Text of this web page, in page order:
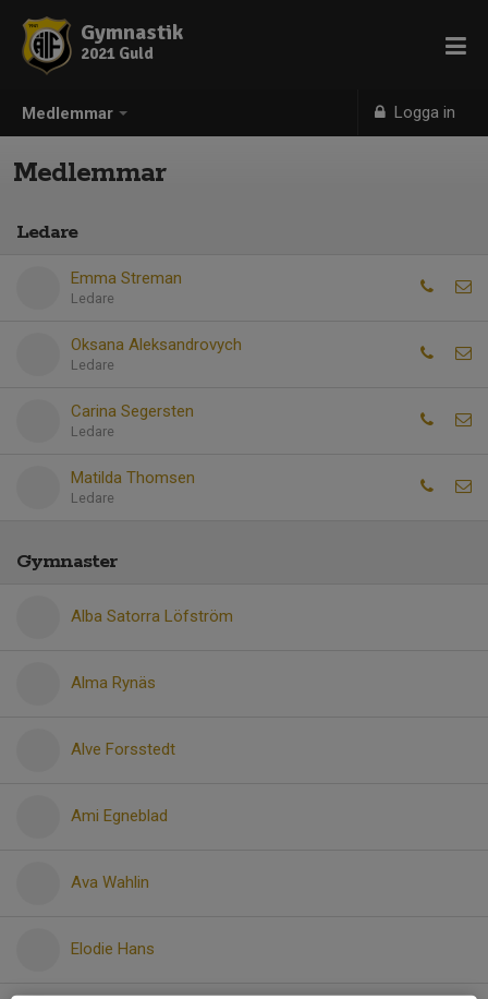
Medlemmar Logga in
Gymnastik
2021 Guld
Medlemmar
Ledare
Emma Streman
Ledare
Oksana Aleksandrovych
Ledare
Carina Segersten
Ledare
Matilda Thomsen
Ledare
Gymnaster
Alba Satorra Löfström
Alma Rynäs
Alve Forsstedt
Ami Egneblad
Ava Wahlin
Elodie Hans